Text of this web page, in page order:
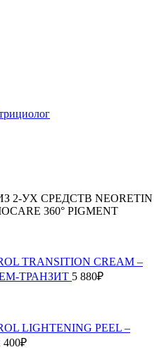
2-УХ СРЕДСТВ NEORETIN
360° PIGMENT
TRANSITION CREAM –
ТРАНЗИТ 5 880₽
LIGHTENING PEEL –
400₽